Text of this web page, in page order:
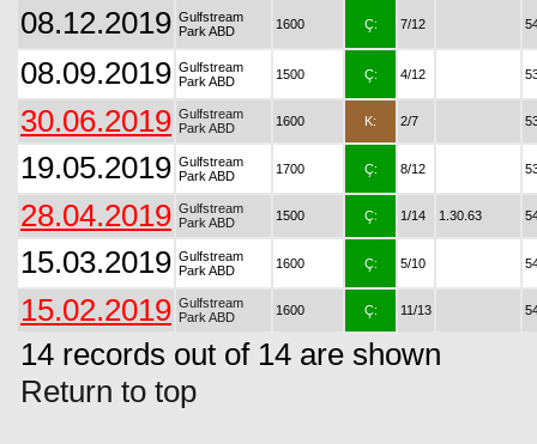
08.12.2019 Gulfstream
Park ABD
1600 Ç: 7/12
08.09.2019 Gulfstream
Park ABD
1500 Ç: 4/12
30.06.2019 Gulfstream
Park ABD
1600 K: 2/7
19.05.2019 Gulfstream
Park ABD
1700 Ç: 8/12
28.04.2019 Gulfstream
Park ABD
1500 Ç: 1/14 1.30.63
15.03.2019 Gulfstream
Park ABD
1600 Ç: 5/10
15.02.2019 Gulfstream
Park ABD
1600 Ç: 11/13
14 records out of 14 are shown
Return to top